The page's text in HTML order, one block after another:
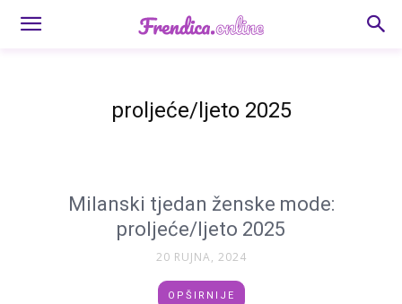
proljeće/ljeto 2025
Milanski tjedan ženske mode:
proljeće/ljeto 2025
20 RUJNA, 2024
OPŠIRNIJE